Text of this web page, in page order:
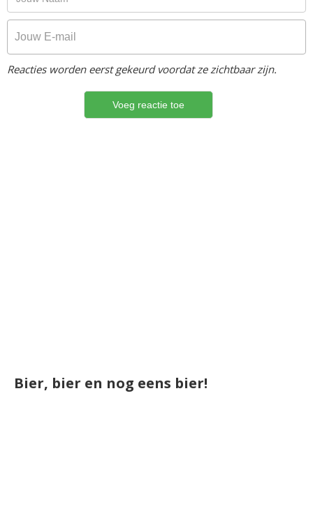
Reacties worden eerst gekeurd voordat ze zichtbaar zijn.
Bier, bier en nog eens bier!